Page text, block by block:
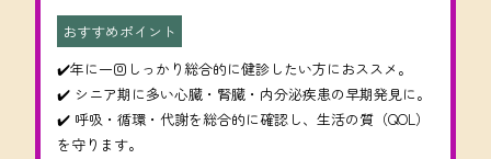
おすすめポイント
✔️年に一回しっかり総合的に健診したい方におススメ。
✔️ シニア期に多い心臓・腎臓・内分泌疾患の早期発見に。
✔️ 呼吸・循環・代謝を総合的に確認し、生活の質（QOL）
を守ります。